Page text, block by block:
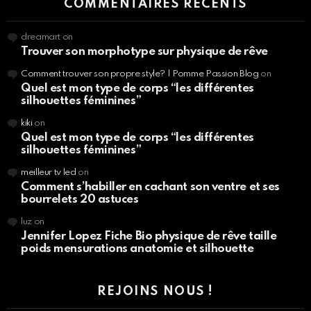
COMMENTAIRES RÉCENTS
dreamart on
Trouver son morphotype sur physique de rêve
Comment trouver son propre style? | Pomme Passion Blog on
Quel est mon type de corps “les différentes
silhouettes féminines”
kikion
Quel est mon type de corps “les différentes
silhouettes féminines”
meilleur tv led on
Comment s’habiller en cachant son ventre et ses
bourrelets 20 astuces
luzon
Jennifer Lopez Fiche Bio physique de rêve taille
poids mensurations anatomie et silhouette
REJOINS NOUS !